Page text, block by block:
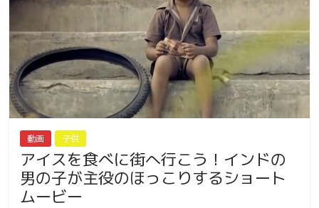
動画 子供
アイスを食べに街へ行こう！インドの
男の子が主役のほっこりするショート
ムービー